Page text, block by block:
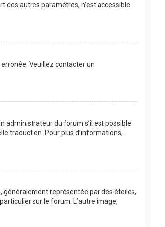
des autres paramètres, n’est accessible
Veuillez contacter un
administrateur du forum s’il est possible
traduction. Pour plus d’informations,
généralement représentée par des étoiles,
sur le forum. L’autre image,